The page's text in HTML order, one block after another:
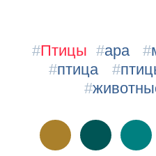
#Птицы #ара #
#птица #
#